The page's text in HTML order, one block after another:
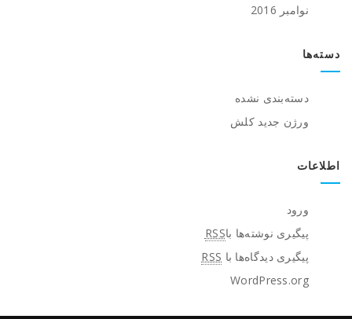
نوامبر 2016
دسته‌ها
دسته‌بندی نشده
ورژن جدید کلش
اطلاعات
ورود
پیگیری نوشته‌ها باRSS
پیگیری دیدگاه‌ها با RSS
WordPress.org